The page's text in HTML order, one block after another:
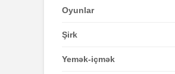
Oyunlar
Şirk
Yemək-içmək